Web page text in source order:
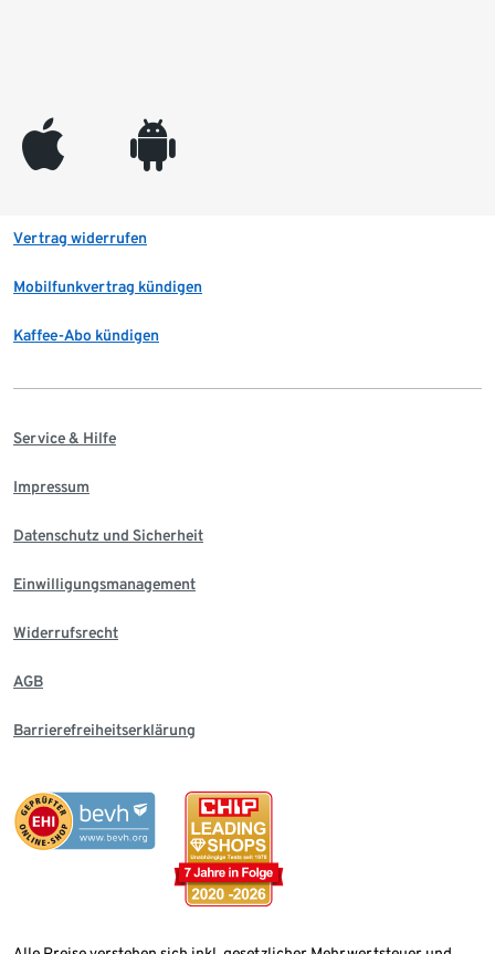
appleinc android
Vertrag widerrufen
Mobilfunkvertrag kündigen
Kaffee-Abo kündigen
Service & Hilfe
Impressum
Datenschutz und Sicherheit
Einwilligungsmanagement
Widerrufsrecht
AGB
Barrierefreiheitserklärung